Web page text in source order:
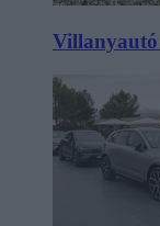
Villanyautó